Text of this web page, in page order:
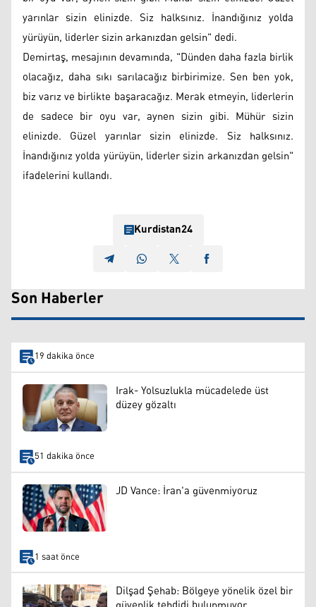
yarınlar sizin elinizde. Siz halksınız. İnandığınız yolda
yürüyün, liderler sizin arkanızdan gelsin" dedi.
Demirtaş, mesajının devamında, "Dünden daha fazla birlik
olacağız, daha sıkı sarılacağız birbirimize. Sen ben yok,
biz varız ve birlikte başaracağız. Merak etmeyin, liderlerin
de sadece bir oyu var, aynen sizin gibi. Mühür sizin
elinizde. Güzel yarınlar sizin elinizde. Siz halksınız.
İnandığınız yolda yürüyün, liderler sizin arkanızdan gelsin"
ifadelerini kullandı.
Kurdistan24
Son Haberler
19 dakika önce
Irak- Yolsuzlukla mücadelede üst
düzey gözaltı
51 dakika önce
JD Vance: İran'a güvenmiyoruz
1 saat önce
Dilşad Şehab: Bölgeye yönelik özel bir